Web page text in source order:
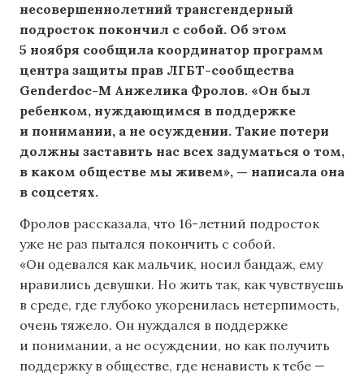
несовершеннолетний трансгендерный
подросток покончил с собой. Об этом
5 ноября сообщила координатор программ
центра защиты прав ЛГБТ-сообщества
Genderdoc-M Анжелика Фролов. «Он был
ребенком, нуждающимся в поддержке
и понимании, а не осуждении. Такие потери
должны заставить нас всех задуматься о том,
в каком обществе мы живем», — написала она
в соцсетях.
Фролов рассказала, что 16-летний подросток
уже не раз пытался покончить с собой.
«Он одевался как мальчик, носил бандаж, ему
нравились девушки. Но жить так, как чувствуешь
в среде, где глубоко укоренилась нетерпимость,
очень тяжело. Он нуждался в поддержке
и понимании, а не осуждении, но как получить
поддержку в обществе, где ненависть к тебе —